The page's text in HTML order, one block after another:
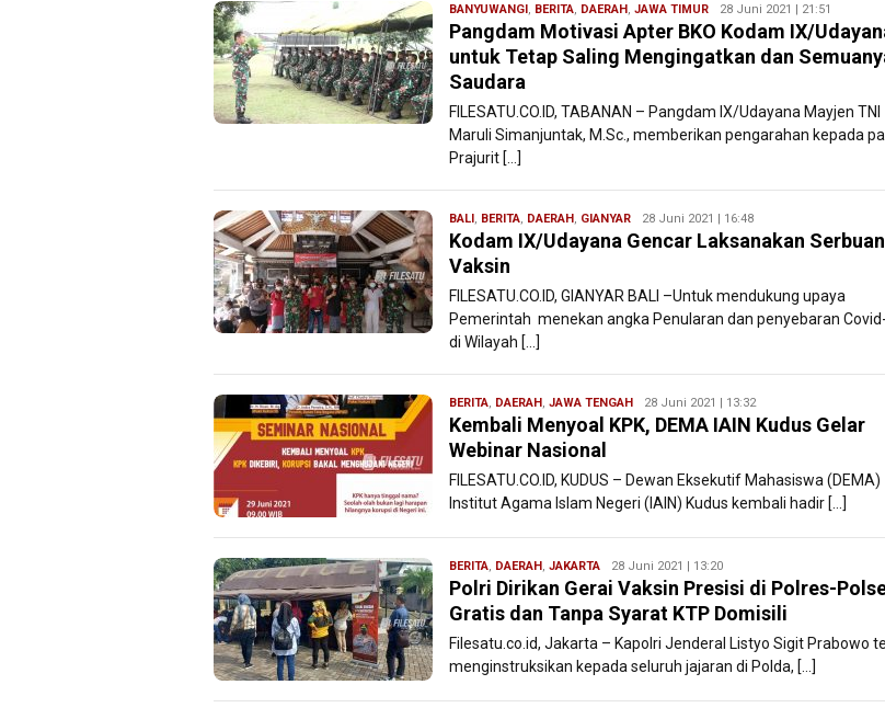
BANYUWANGI, BERITA, DAERAH, JAWA TIMUR Redaksi
Filesatu
28 Juni 2021 | 21:51
Pangdam Motivasi Apter BKO Kodam IX/
untuk Tetap Saling Mengingatkan dan
Saudara
FILESATU.CO.ID, TABANAN – Pangdam IX/Udayana Mayjen TNI
Maruli Simanjuntak, M.Sc., memberikan pengarahan kepada
Prajurit […]
BALI, BERITA, DAERAH, GIANYAR Redaksi
Filesatu
28 Juni 2021 | 16:48
Kodam IX/Udayana Gencar Laksanakan Serbuan
Vaksin
FILESATU.CO.ID, GIANYAR BALI –Untuk mendukung upaya
Pemerintah menekan angka Penularan dan penyebaran
di Wilayah […]
BERITA, DAERAH, JAWA TENGAH Redaksi
Filesatu
28 Juni 2021 | 13:32
Kembali Menyoal KPK, DEMA IAIN Kudus Gelar
Webinar Nasional
FILESATU.CO.ID, KUDUS – Dewan Eksekutif Mahasiswa (DEMA)
Institut Agama Islam Negeri (IAIN) Kudus kembali hadir […]
BERITA, DAERAH, JAKARTA Redaksi
Filesatu
28 Juni 2021 | 13:20
Polri Dirikan Gerai Vaksin Presisi di Polres-
Gratis dan Tanpa Syarat KTP Domisili
Filesatu.co.id, Jakarta – Kapolri Jenderal Listyo Sigit Prabowo
menginstruksikan kepada seluruh jajaran di Polda, […]